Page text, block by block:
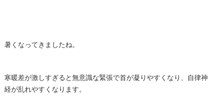
暑くなってきましたね。
寒暖差が激しすぎると無意識な緊張で首が凝りやすくなり、自律神
経が乱れやすくなります。